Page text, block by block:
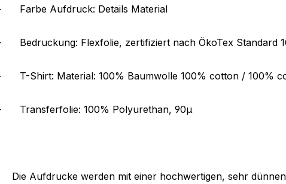
Farbe Aufdruck: Details Material
Bedruckung: Flexfolie, zertifiziert nach ÖkoTex Standard
T-Shirt: Material: 100% Baumwolle 100% cotton / 100%
Transferfolie: 100% Polyurethan, 90µ
Die Aufdrucke werden mit einer hochwertigen, sehr